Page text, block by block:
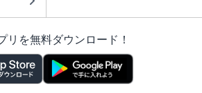
リを無料ダウンロード！